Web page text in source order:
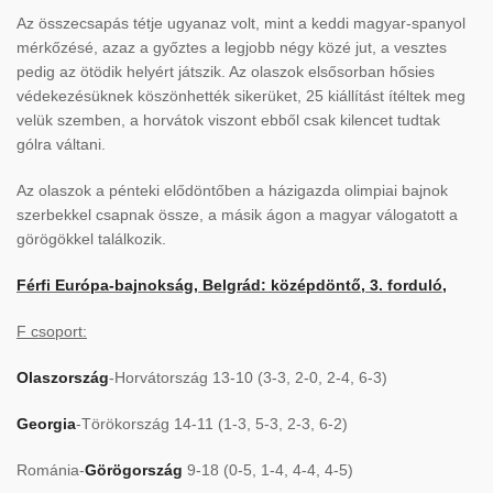
Az összecsapás tétje ugyanaz volt, mint a keddi magyar-spanyol
mérkőzésé, azaz a győztes a legjobb négy közé jut, a vesztes
pedig az ötödik helyért játszik. Az olaszok elsősorban hősies
védekezésüknek köszönhették sikerüket, 25 kiállítást ítéltek meg
velük szemben, a horvátok viszont ebből csak kilencet tudtak
gólra váltani.
Az olaszok a pénteki elődöntőben a házigazda olimpiai bajnok
szerbekkel csapnak össze, a másik ágon a magyar válogatott a
görögökkel találkozik.
Férfi Európa-bajnokság, Belgrád: középdöntő, 3. forduló,
F csoport:
Olaszország-Horvátország 13-10 (3-3, 2-0, 2-4, 6-3)
Georgia-Törökország 14-11 (1-3, 5-3, 2-3, 6-2)
Románia-Görögország 9-18 (0-5, 1-4, 4-4, 4-5)